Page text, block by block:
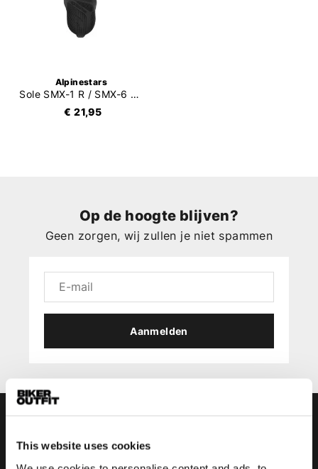
This website uses cookies
Alpinestars
Sole SMX-1 R / SMX-6 V2 / SMX-S
€ 21,95
Op de hoogte blijven?
Geen zorgen, wij zullen je niet spammen
Aanmelden